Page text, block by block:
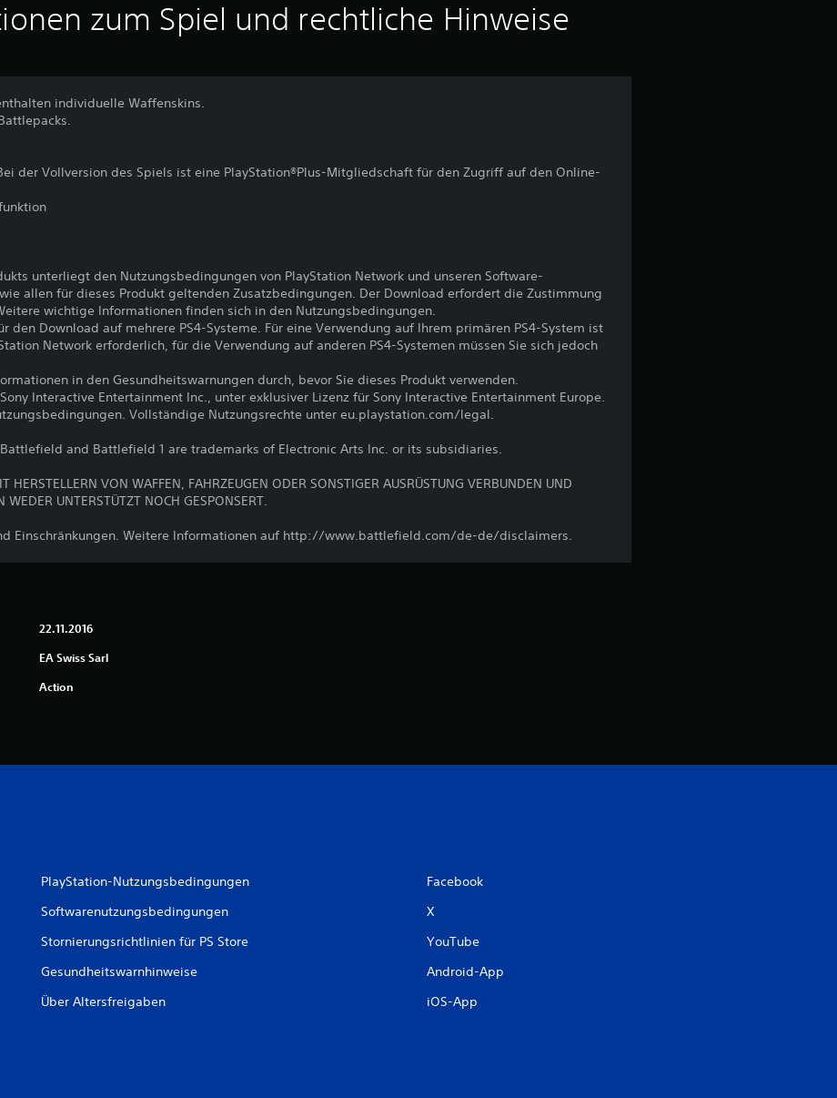
zum Spiel und rechtliche Hinweise
individuelle Waffenskins.
der Vollversion des Spiels ist eine PlayStation®Plus-Mitgliedschaft für den Zugriff auf den Online-
unterliegt den Nutzungsbedingungen von PlayStation Network und unseren Software-
allen für dieses Produkt geltenden Zusatzbedingungen. Der Download erfordert die Zustimmung
wichtige Informationen finden sich in den Nutzungsbedingungen.
den Download auf mehrere PS4-Systeme. Für eine Verwendung auf Ihrem primären PS4-System ist
Network erforderlich, für die Verwendung auf anderen PS4-Systemen müssen Sie sich jedoch
in den Gesundheitswarnungen durch, bevor Sie dieses Produkt verwenden.
Interactive Entertainment Inc., unter exklusiver Lizenz für Sony Interactive Entertainment Europe.
Vollständige Nutzungsrechte unter eu.playstation.com/legal.
and Battlefield 1 are trademarks of Electronic Arts Inc. or its subsidiaries.
HERSTELLERN VON WAFFEN, FAHRZEUGEN ODER SONSTIGER AUSRÜSTUNG VERBUNDEN UND
WEDER UNTERSTÜTZT NOCH GESPONSERT.
Einschränkungen. Weitere Informationen auf http://www.battlefield.com/de-de/disclaimers.
22.11.2016
EA Swiss Sarl
Action
PlayStation-Nutzungsbedingungen
Softwarenutzungsbedingungen
Stornierungsrichtlinien für PS Store
Gesundheitswarnhinweise
Über Altersfreigaben
Facebook
X
YouTube
Android-App
iOS-App